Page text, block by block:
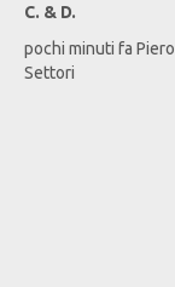
C. & D.
pochi minuti fa Piero
Settori